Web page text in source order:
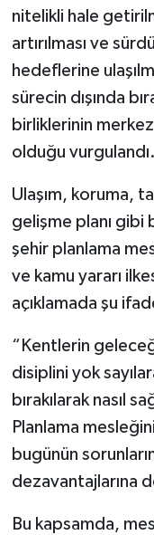
nitelikli hale
artırılması ve
hedeflerine
sürecin dışında
birliklerinin
olduğu vurgulandı.
Ulaşım, koruma,
gelişme planı gibi
şehir planlama
ve kamu yararı
açıklamada şu
“Kentlerin
disiplini yok
bırakılarak nasıl
Planlama
bugünün
dezavantajlarına
Bu kapsamda,